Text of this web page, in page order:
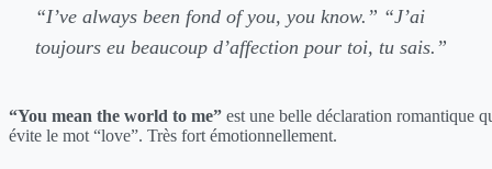
“I’ve always been fond of you, you know.” “J’ai
toujours eu beaucoup d’affection pour toi, tu sais.”
“You mean the world to me” est une belle déclaration romantique
évite le mot “love”. Très fort émotionnellement.